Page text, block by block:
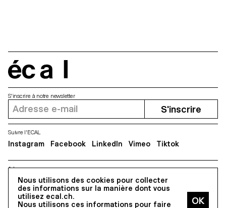
Nous utilisons des cookies pour collecter
des informations sur la manière dont vous
utilisez ecal.ch.
Nous utilisons ces informations pour faire
Adresse
5, avenue du Temple, CH-1020 Renens
S'inscrire à notre newsletter
S'inscrire
Suivre l'ECAL
Instagram Facebook LinkedIn Vimeo Tiktok
Tous droits réservés @2026